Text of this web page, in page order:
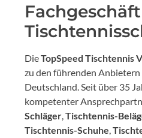
DieTopSpeed Tischtennis
zu den führenden
Deutschland. Seit über 35
kompetenter
Schläger,Tischtennis-
Tischtennis-Schuhe,